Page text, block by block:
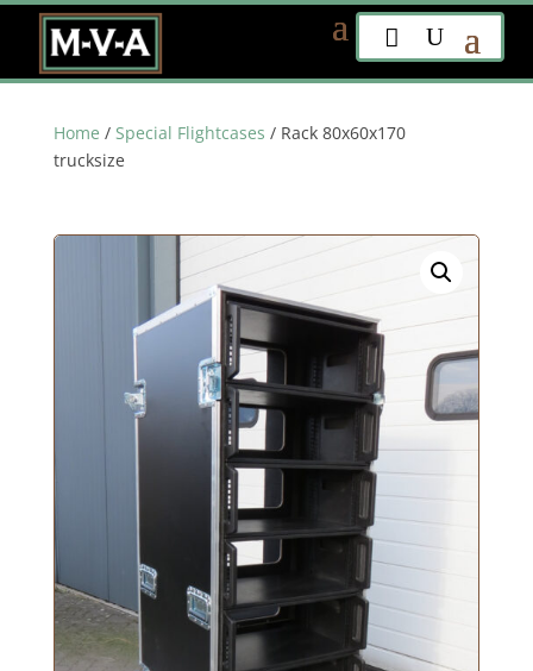
Home / Special Flightcases / Rack 80x60x170
trucksize